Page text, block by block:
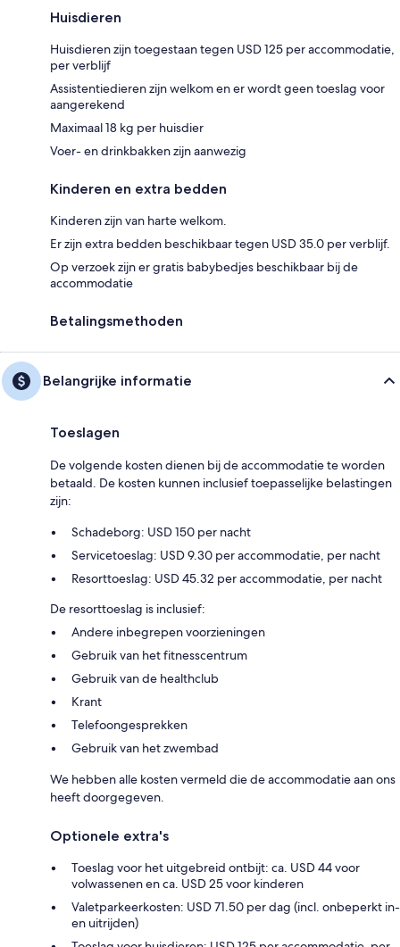
Huisdieren
Huisdieren zijn toegestaan tegen USD 125 per accommodatie,
per verblijf
Assistentiedieren zijn welkom en er wordt geen toeslag voor
aangerekend
Maximaal 18 kg per huisdier
Voer- en drinkbakken zijn aanwezig
Kinderen en extra bedden
Kinderen zijn van harte welkom.
Er zijn extra bedden beschikbaar tegen USD 35.0 per verblijf.
Op verzoek zijn er gratis babybedjes beschikbaar bij de
accommodatie
Betalingsmethoden
Belangrijke informatie
Toeslagen
De volgende kosten dienen bij de accommodatie te worden
betaald. De kosten kunnen inclusief toepasselijke belastingen
zijn:
Schadeborg: USD 150 per nacht
Servicetoeslag: USD 9.30 per accommodatie, per nacht
Resorttoeslag: USD 45.32 per accommodatie, per nacht
De resorttoeslag is inclusief:
Andere inbegrepen voorzieningen
Gebruik van het fitnesscentrum
Gebruik van de healthclub
Krant
Telefoongesprekken
Gebruik van het zwembad
We hebben alle kosten vermeld die de accommodatie aan ons
heeft doorgegeven.
Optionele extra's
Toeslag voor het uitgebreid ontbijt: ca. USD 44 voor
volwassenen en ca. USD 25 voor kinderen
Valetparkeerkosten: USD 71.50 per dag (incl. onbeperkt in-
en uitrijden)